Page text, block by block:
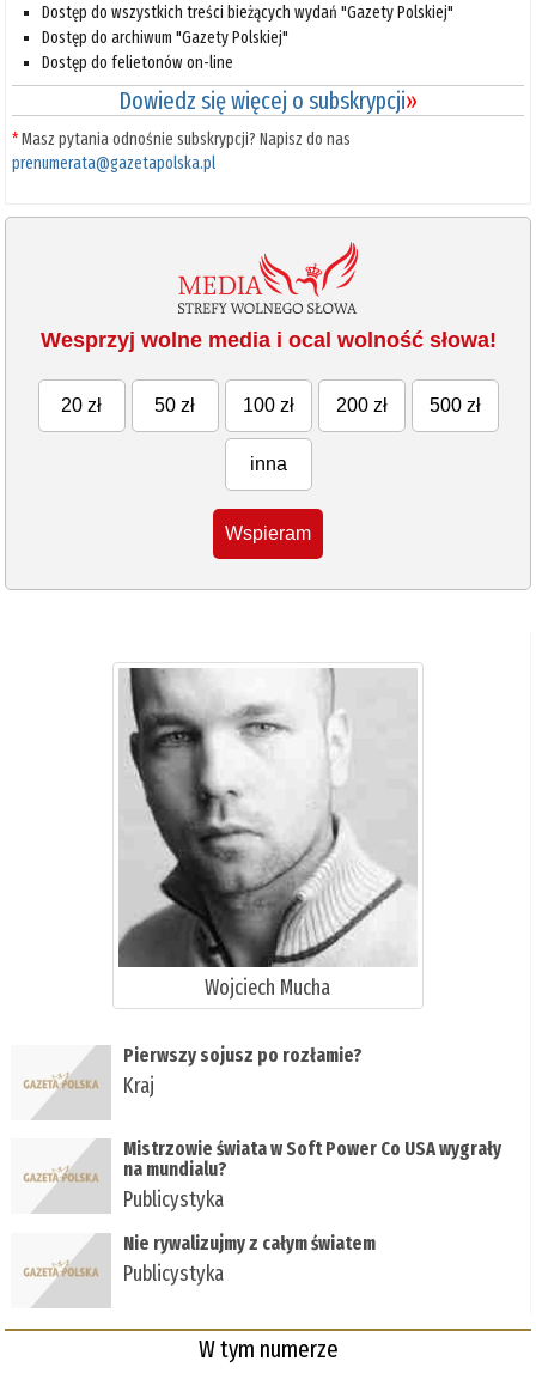
Dostęp do wszystkich treści bieżących wydań "Gazety Polskiej"
Dostęp do archiwum "Gazety Polskiej"
Dostęp do felietonów on-line
Dowiedz się więcej o subskrypcji»
*Masz pytania odnośnie subskrypcji? Napisz do nas
prenumerata@gazetapolska.pl
Wesprzyj wolne media i ocal wolność słowa!
20 zł 50 zł 100 zł 200 zł 500 zł
inna
Wspieram
Wojciech Mucha
Pierwszy sojusz po rozłamie?
Kraj
Mistrzowie świata w Soft Power Co USA wygrały
na mundialu?
Publicystyka
Nie rywalizujmy z całym światem
Publicystyka
W tym numerze